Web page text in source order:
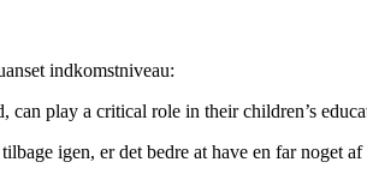
indkomstniveau:
can play a critical role in their children’s
igen, er det bedre at have en far noget